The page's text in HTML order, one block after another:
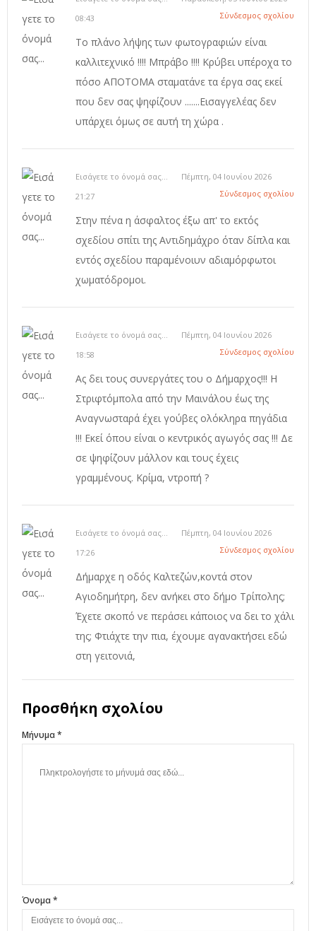
08:43
Σύνδεσμος σχολίου
Το πλάνο λήψης των φωτογραφιών είναι
καλλιτεχνικό !!!! Μπράβο !!!! Κρύβει υπέροχα το
πόσο ΑΠΟΤΟΜΑ σταματάνε τα έργα σας εκεί
που δεν σας ψηφίζουν .......Εισαγγελέας δεν
υπάρχει όμως σε αυτή τη χώρα .
Εισάγετε το όνομά σας...
Πέμπτη, 04 Ιουνίου 2026
21:27
Σύνδεσμος σχολίου
Στην πένα η άσφαλτος έξω απ' το εκτός
σχεδίου σπίτι της Αντιδημάχρο όταν δίπλα και
εντός σχεδίου παραμένοιυν αδιαμόρφωτοι
χωματόδρομοι.
Εισάγετε το όνομά σας...
Πέμπτη, 04 Ιουνίου 2026
18:58
Σύνδεσμος σχολίου
Ας δει τους συνεργάτες του ο Δήμαρχος!!! Η
Στριφτόμπολα από την Μαινάλου έως της
Αναγνωσταρά έχει γούβες ολόκληρα πηγάδια
!!! Εκεί όπου είναι ο κεντρικός αγωγός σας !!! Δε
σε ψηφίζουν μάλλον και τους έχεις
γραμμένους. Κρίμα, ντροπή ?
Εισάγετε το όνομά σας...
Πέμπτη, 04 Ιουνίου 2026
17:26
Σύνδεσμος σχολίου
Δήμαρχε η οδός Καλτεζών,κοντά στον
Αγιοδημήτρη, δεν ανήκει στο δήμο Τρίπολης;
Έχετε σκοπό νε περάσει κάποιος να δει το χάλι
της; Φτιάχτε την πια, έχουμε αγανακτήσει εδώ
στη γειτονιά,
Προσθήκη σχολίου
Μήνυμα *
Όνομα *